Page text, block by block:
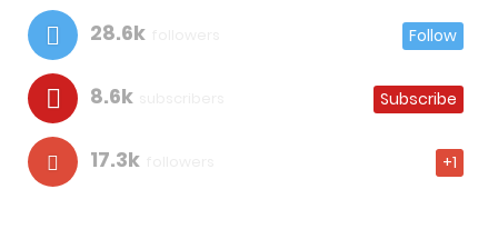
28.6k Follow
8.6k Subscribe
17.3k +1